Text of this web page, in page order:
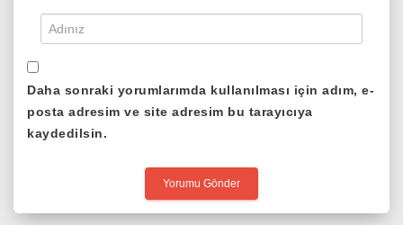
Daha sonraki yorumlarımda kullanılması için adım, e-
posta adresim ve site adresim bu tarayıcıya
kaydedilsin.